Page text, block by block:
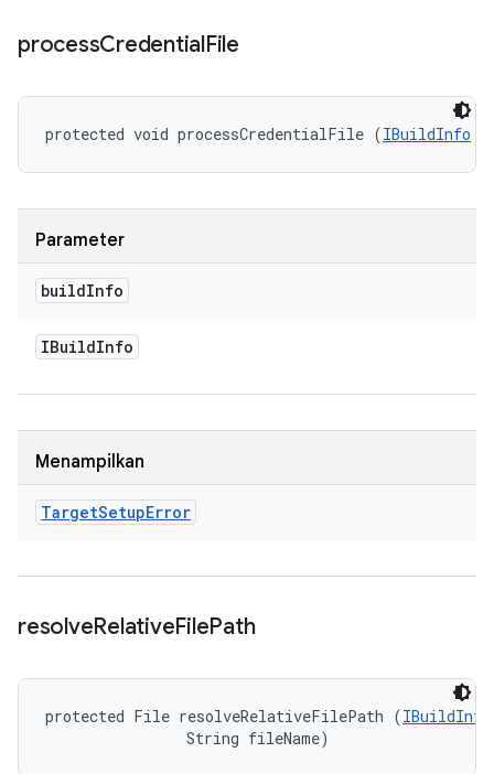
processCredentialFile
protected void processCredentialFile (IBuildInfo
Parameter
buildInfo
IBuildInfo
Menampilkan
TargetSetupError
resolveRelativeFilePath
protected File resolveRelativeFilePath (IBuildInfo
                String fileName)